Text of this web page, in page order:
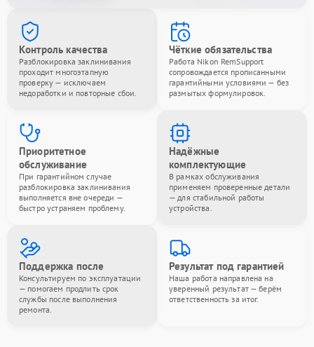
Контроль качества
Разблокировка заклинивания
проходит многоэтапную
проверку — исключаем
недоработки и повторные сбои.
Чёткие обязательства
Работа Nikon RemSupport
сопровождается прописанными
гарантийными условиями — без
размытых формулировок.
Приоритетное
обслуживание
При гарантийном случае
разблокировка заклинивания
выполняется вне очереди —
быстро устраняем проблему.
Надёжные
комплектующие
В рамках обслуживания
применяем проверенные детали
— для стабильной работы
устройства.
Поддержка после
Консультируем по эксплуатации
— помогаем продлить срок
службы после выполнения
ремонта.
Результат под гарантией
Наша работа направлена на
уверенный результат — берём
ответственность за итог.